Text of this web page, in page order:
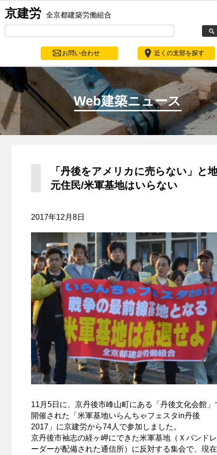
京建労 全京都建築労働組合
お問い合わせ 近くの支部を探す
Web建築ニュース
「丹後をアメリカに売らない」と
元住民/米軍基地はいらない
2017年12月8日
11月5日に、京丹後市峰山町にある「丹後文化会館」
開催された「米軍基地いらんちゃフェスタin丹後
2017」に京建労から74人で参加しました。
京丹後市袖志の経ヶ岬にできた米軍基地（Ｘバンドレ
ーダーが配備された通信所）に反対する集会で、現在